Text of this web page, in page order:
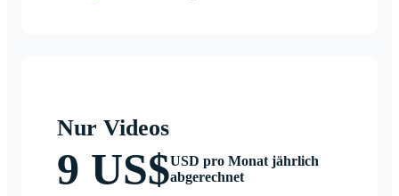
Nur Videos
9 US$USD pro Monat jährlich
abgerechnet